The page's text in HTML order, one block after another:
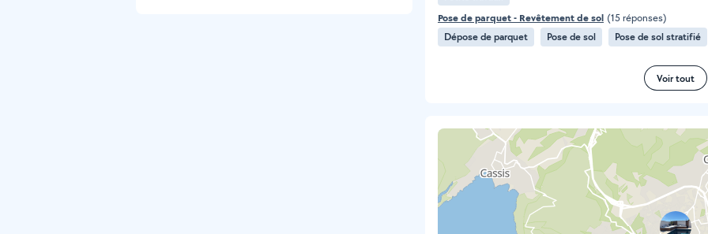
Pose de parquet - Revêtement de sol (15 réponses)
Dépose de parquet
Pose de sol Pose de sol stratifié
Voir tout